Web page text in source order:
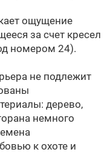
ощущение
за счет кресел
номером 24).
не подлежит
дерево,
немного
к охоте и